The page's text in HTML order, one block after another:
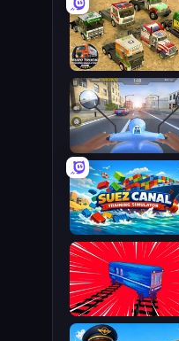
Euro Truck Driving Simulator 2025
Moto
Suez Canal Training Simulator